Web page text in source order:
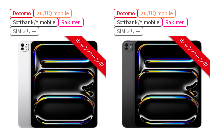
Docomo
au/UQ mobile
Softbank/Y!mobile
Rakuten
SIMフリー
キャンペーン中
Docomo
au/UQ mobile
Softbank/Y!mobile
Rakuten
SIMフリー
キャンペーン中